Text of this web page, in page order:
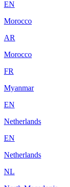
EN
Morocco
AR
Morocco
FR
Myanmar
EN
Netherlands
EN
Netherlands
NL